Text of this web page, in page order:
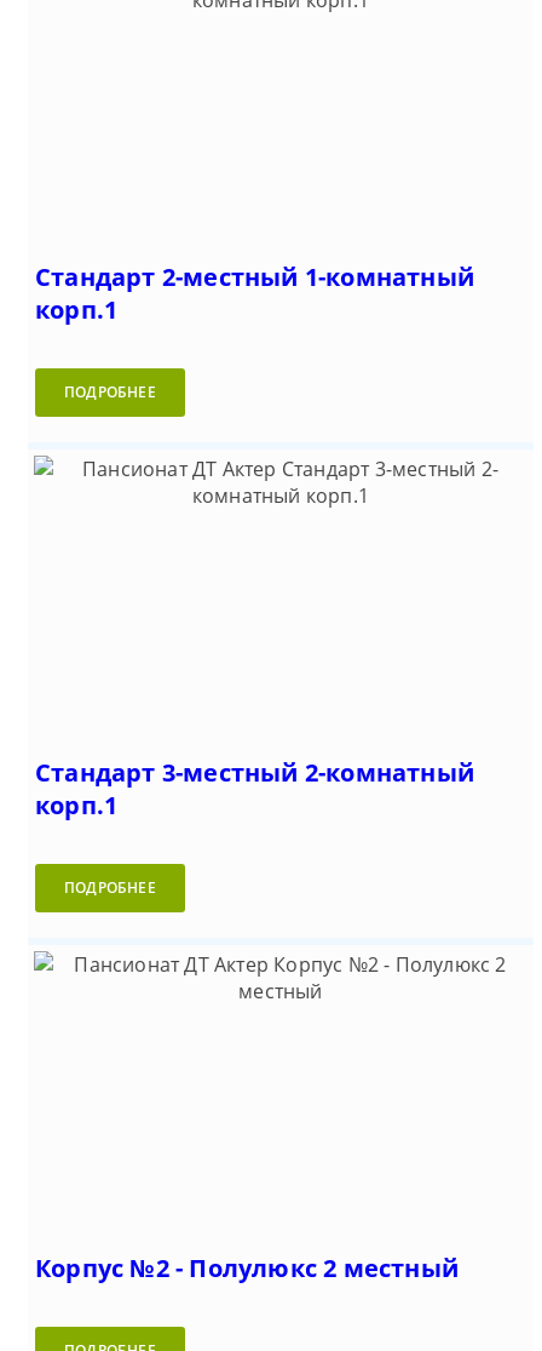
Стандарт 2-местный 1-комнатный
корп.1
ПОДРОБНЕЕ
Стандарт 3-местный 2-комнатный
корп.1
ПОДРОБНЕЕ
Корпус №2 - Полулюкс 2 местный